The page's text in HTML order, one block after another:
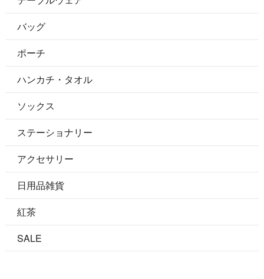
バッグ
ポーチ
ハンカチ・タオル
ソックス
ステーショナリー
アクセサリー
日用品雑貨
紅茶
SALE